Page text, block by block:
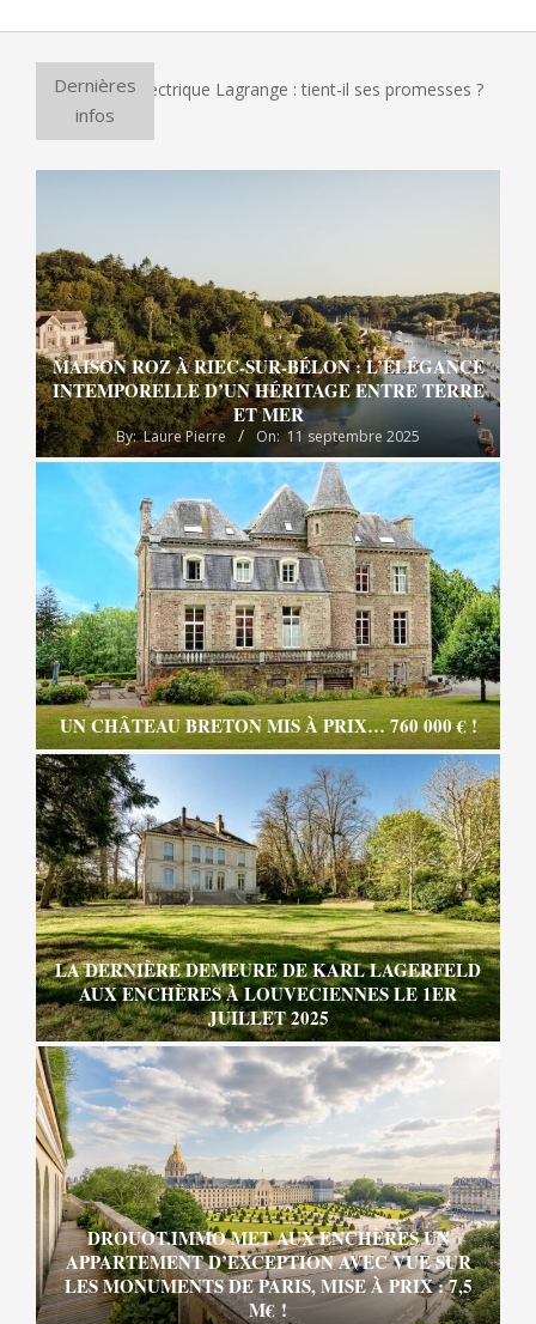
Dernières
infos
à pizza électrique Lagrange : tient-il ses promesses ?
MAISON ROZ À RIEC-SUR-BÉLON : L’ÉLÉGANCE
INTEMPORELLE D’UN HÉRITAGE ENTRE TERRE
ET MER
By: Laure Pierre On: 11 septembre 2025
UN CHÂTEAU BRETON MIS À PRIX… 760 000 € !
LA DERNIÈRE DEMEURE DE KARL LAGERFELD
AUX ENCHÈRES À LOUVECIENNES LE 1ER
JUILLET 2025
DROUOT.IMMO MET AUX ENCHÈRES UN
APPARTEMENT D’EXCEPTION AVEC VUE SUR
LES MONUMENTS DE PARIS, MISE À PRIX : 7,5
M€ !